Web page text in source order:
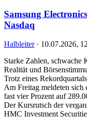
Samsung
Nasdaq
Halbleiter · 10.07.2026,
Starke Zahlen, schwache
Realität und
Trotz eines
Am Freitag meldeten sich
fast vier Prozent auf
Der Kursrutsch der
HMC Investment